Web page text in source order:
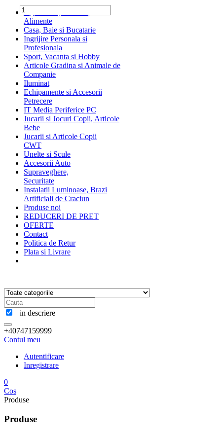
Ingrediente, Dulciuri,
Alimente
Casa, Baie si Bucatarie
Ingrijire Personala si
Profesionala
Sport, Vacanta si Hobby
Articole Gradina si Animale de
Companie
Iluminat
Echipamente si Accesorii
Petrecere
IT Media Periferice PC
Jucarii si Jocuri Copii, Articole
Bebe
Jucarii si Articole Copii
CWT
Unelte si Scule
Accesorii Auto
Supraveghere,
Securitate
Instalatii Luminoase, Brazi
Artificiali de Craciun
Produse noi
REDUCERI DE PRET
OFERTE
Contact
Politica de Retur
Plata si Livrare
in descriere
+40747159999
Contul meu
Autentificare
Inregistrare
0
Cos
Produse
Produse